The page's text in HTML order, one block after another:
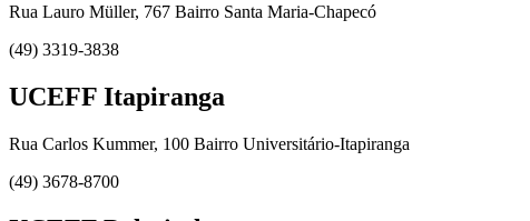
Rua Lauro Müller, 767 Bairro Santa Maria-Chapecó
(49) 3319-3838
UCEFF Itapiranga
Rua Carlos Kummer, 100 Bairro Universitário-Itapiranga
(49) 3678-8700